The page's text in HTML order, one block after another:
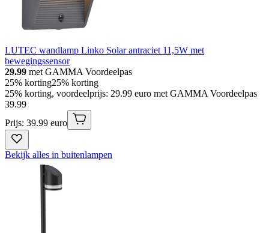
LUTEC wandlamp Linko Solar antraciet 11,5W met
bewegingssensor
29.99 met GAMMA Voordeelpas
25% korting25% korting
25% korting, voordeelprijs: 29.99 euro met GAMMA Voordeelpas
39.99
Prijs: 39.99 euro
Bekijk alles in buitenlampen